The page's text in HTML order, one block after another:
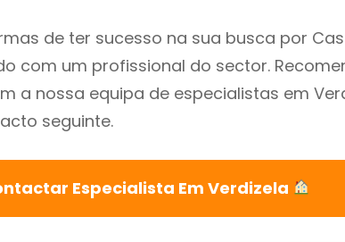
de ter sucesso na sua busca por
com um profissional do sector.
a nossa equipa de especialistas em
seguinte.
Especialista Em Verdizela